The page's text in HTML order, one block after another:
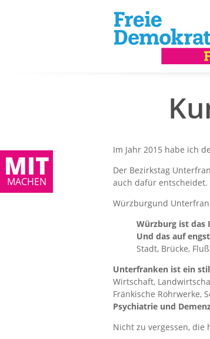
MIT
MACHEN
Im Jahr 2015 habe ich
Der Bezirkstag
auch dafür entscheidet.
Würzburgund
Würzburg ist das
Und das auf
Stadt, Brücke,
Unterfranken ist ein
Wirtschaft,
Fränkische Rohrwerke,
Psychiatrie und
Nicht zu vergessen, die